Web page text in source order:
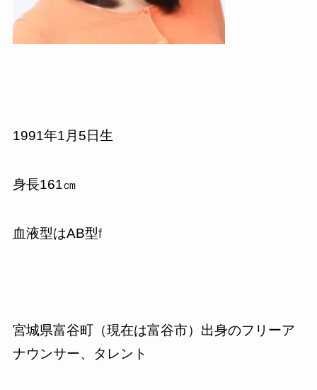
1991年1月5日生
身長161㎝
血液型はAB型f
宮城県富谷町（現在は富谷市）出身のフリーア
ナウンサー、タレント